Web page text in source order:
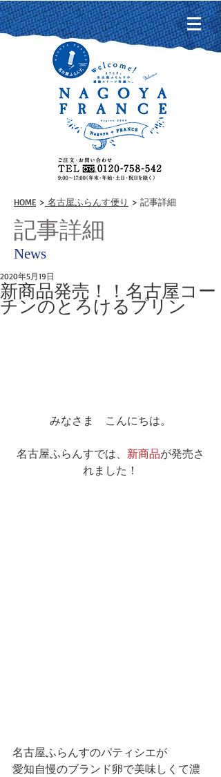
HOME > 名古屋ふらんす便り > 記事詳細
記事詳細
News
新商品発売！！名古屋コー
チンのとろけるプリン
2020年5月19日
みなさま　こんにちは。
名古屋ふらんすでは、 新商品が発売さ
れました！
名古屋ふらんすのパティシエが
愛知自慢のブランド卵で美味しくて濃